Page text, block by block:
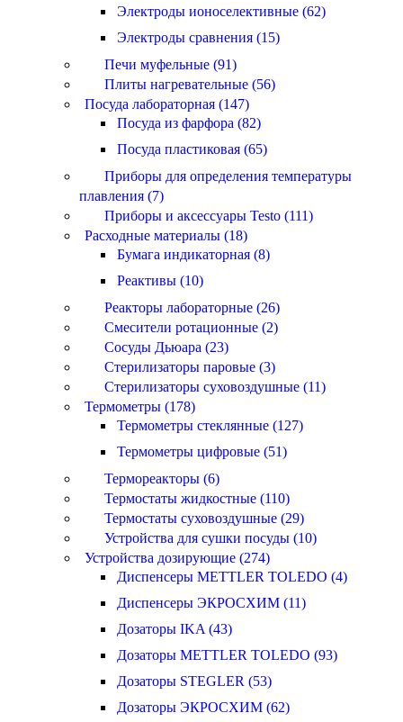
Электроды ионоселективные (62)
Электроды сравнения (15)
Печи муфельные (91)
Плиты нагревательные (56)
Посуда лабораторная (147)
Посуда из фарфора (82)
Посуда пластиковая (65)
Приборы для определения температуры
плавления (7)
Приборы и аксессуары Testo (111)
Расходные материалы (18)
Бумага индикаторная (8)
Реактивы (10)
Реакторы лабораторные (26)
Смесители ротационные (2)
Сосуды Дьюара (23)
Стерилизаторы паровые (3)
Стерилизаторы суховоздушные (11)
Термометры (178)
Термометры стеклянные (127)
Термометры цифровые (51)
Термореакторы (6)
Термостаты жидкостные (110)
Термостаты суховоздушные (29)
Устройства для сушки посуды (10)
Устройства дозирующие (274)
Диспенсеры METTLER TOLEDO (4)
Диспенсеры ЭКРОСХИМ (11)
Дозаторы IKA (43)
Дозаторы METTLER TOLEDO (93)
Дозаторы STEGLER (53)
Дозаторы ЭКРОСХИМ (62)